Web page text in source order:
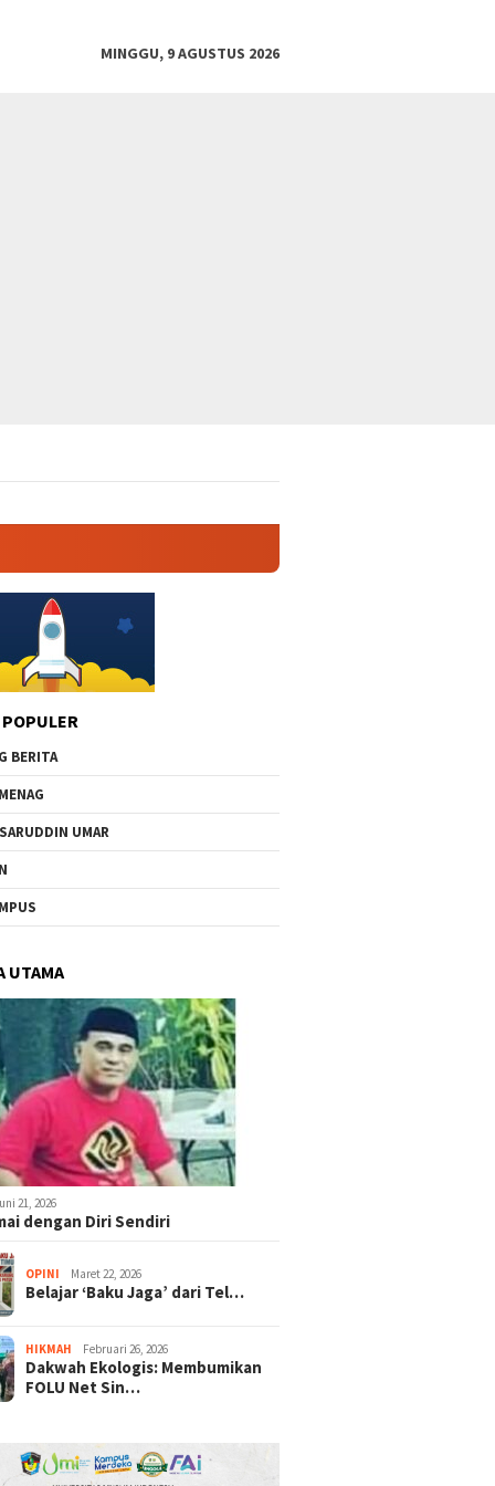
MINGGU, 9 AGUSTUS 2026
BERITA
UMAR
UTAMA
21, 2026
dengan Diri Sendiri
OPINI Maret 22, 2026
Belajar ‘Baku Jaga’ dari Tel…
HIKMAH Februari 26, 2026
Dakwah Ekologis: Membumikan
FOLU Net Sin…